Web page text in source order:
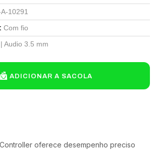
oferece desempenho preciso
10291
: Com fio
Audio 3.5 mm
ADICIONAR A SACOLA